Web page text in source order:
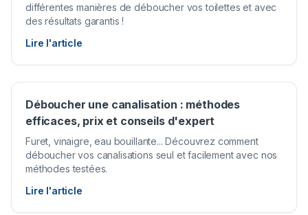
différentes manières de déboucher vos toilettes et avec
des résultats garantis !
Lire l'article
Déboucher une canalisation : méthodes
efficaces, prix et conseils d'expert
Furet, vinaigre, eau bouillante... Découvrez comment
déboucher vos canalisations seul et facilement avec nos
méthodes testées.
Lire l'article